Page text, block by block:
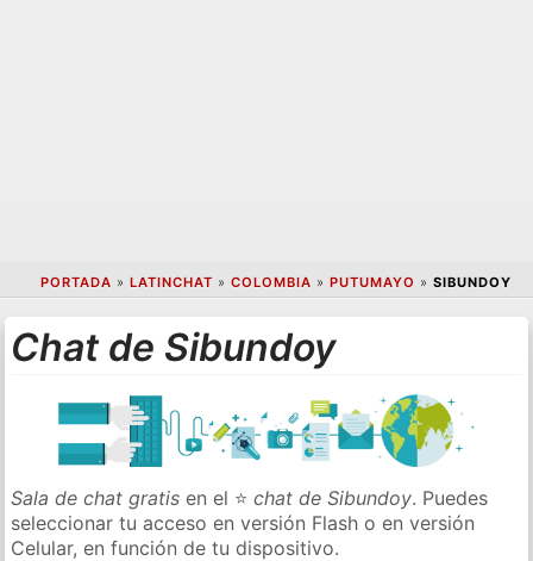
PORTADA » LATINCHAT » COLOMBIA » PUTUMAYO » SIBUNDOY
Chat de Sibundoy
Sala de chat gratis en el ⭐chat de Sibundoy. Puedes
seleccionar tu acceso en versión Flash o en versión
Celular, en función de tu dispositivo.